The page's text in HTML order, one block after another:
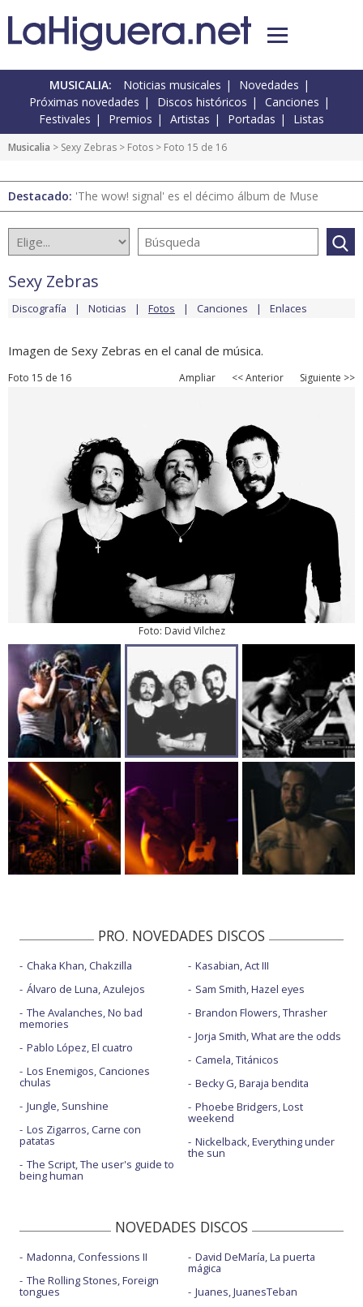
MUSICALIA: Noticias musicales
Novedades
Próximas novedades
Discos históricos
Canciones
Festivales
Premios Artistas Portadas Listas
Musicalia > Sexy Zebras > Fotos > Foto 15 de 16
Destacado: 'The wow! signal' es el décimo álbum de Muse
Sexy Zebras
Discografía Noticias Fotos Canciones Enlaces
Imagen de Sexy Zebras en el canal de música.
Foto 15 de 16 Ampliar << Anterior Siguiente >>
Foto: David Vilchez
PRO. NOVEDADES DISCOS
Chaka Khan, Chakzilla
Álvaro de Luna, Azulejos
The Avalanches, No bad
memories
Pablo López, El cuatro
Los Enemigos, Canciones
chulas
Jungle, Sunshine
Los Zigarros, Carne con
patatas
The Script, The user's guide to
being human
Kasabian, Act III
Sam Smith, Hazel eyes
Brandon Flowers, Thrasher
Jorja Smith, What are the odds
Camela, Titánicos
Becky G, Baraja bendita
Phoebe Bridgers, Lost
weekend
Nickelback, Everything under
the sun
NOVEDADES DISCOS
Madonna, Confessions II
The Rolling Stones, Foreign
tongues
David DeMaría, La puerta
mágica
Juanes, JuanesTeban